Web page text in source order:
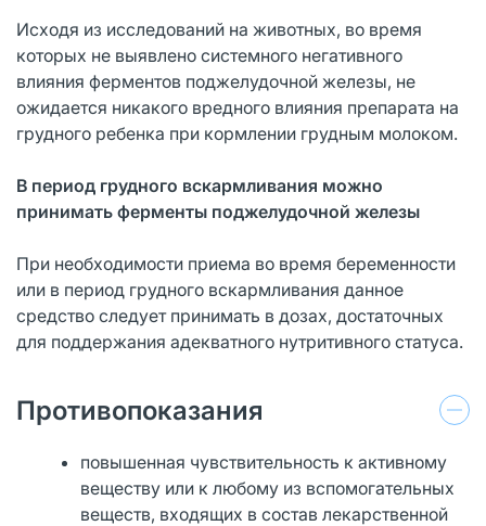
Исходя из исследований на животных, во время
которых не выявлено системного негативного
влияния ферментов поджелудочной железы, не
ожидается никакого вредного влияния препарата на
грудного ребенка при кормлении грудным молоком.
В период грудного вскармливания можно
принимать ферменты поджелудочной железы
При необходимости приема во время беременности
или в период грудного вскармливания данное
средство следует принимать в дозах, достаточных
для поддержания адекватного нутритивного статуса.
Противопоказания
повышенная чувствительность к активному
веществу или к любому из вспомогательных
веществ, входящих в состав лекарственной